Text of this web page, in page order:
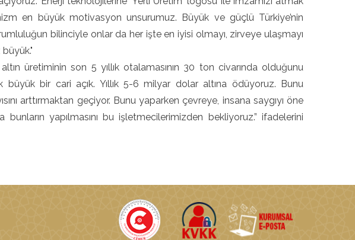
en büyük motivasyon unsurumuz. Büyük ve güçlü Türkiye’nin
bilinciyle onlar da her işte en iyisi olmayı, zirveye ulaşmayı
üretiminin son 5 yıllık otalamasının 30 ton civarında olduğunu
büyük bir cari açık. Yıllık 5-6 milyar dolar altına ödüyoruz. Bunu
arttırmaktan geçiyor. Bunu yaparken çevreye, insana saygıyı öne
yapılmasını bu işletmecilerimizden bekliyoruz.” ifadelerini